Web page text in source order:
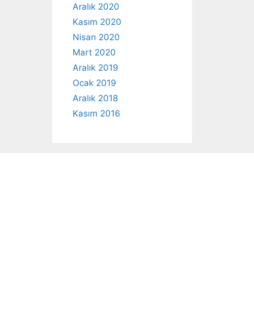
Aralık 2020
Kasım 2020
Nisan 2020
Mart 2020
Aralık 2019
Ocak 2019
Aralık 2018
Kasım 2016